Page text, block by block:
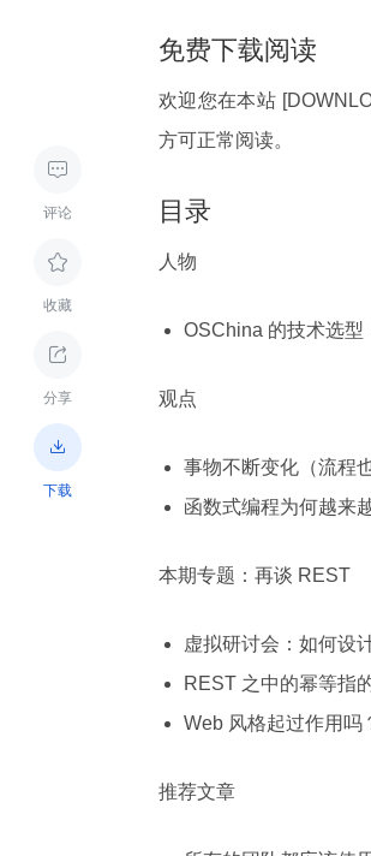

评论

收藏

分享

下载
免费下载阅读
欢迎您在本站
方可正常阅读。
目录
人物
OSChina 的技术选型
观点
事物不断变化（流程
函数式编程为何越来
本期专题：再谈 REST
虚拟研讨会：如何设
REST 之中的幂等指
Web 风格起过作用吗
推荐文章